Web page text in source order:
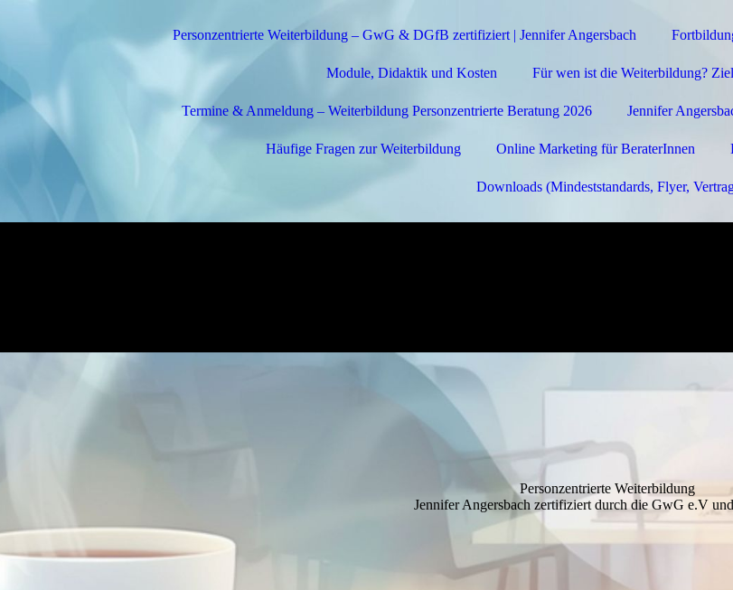
Personzentrierte Weiterbildung – GwG & DGfB zertifiziert | Jennifer Angersbach
Module, Didaktik und Kosten Für wen ist die Weiterbildung?
Termine & Anmeldung – Weiterbildung Personzentrierte Beratung 2026 Jennifer
Häufige Fragen zur Weiterbildung Online Marketing für BeraterInnen
Downloads (Mindeststandards, Flyer,
Personzentrierte Weiterbildung
Jennifer Angersbach zertifiziert durch die GwG e.V